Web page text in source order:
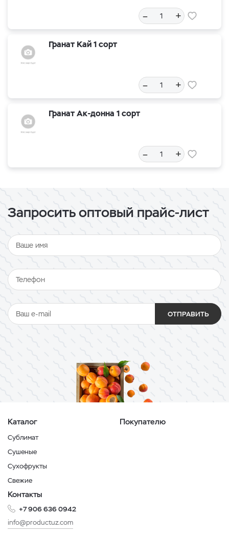
– +
Гранат Кай 1 сорт
– +
Гранат Ак-донна 1 сорт
– +
Запросить оптовый прайс-лист
ОТПРАВИТЬ
Каталог
Сублимат
Сушеные
Сухофрукты
Свежие
Покупателю
Контакты
+7 906 636 0942
info@productuz.com